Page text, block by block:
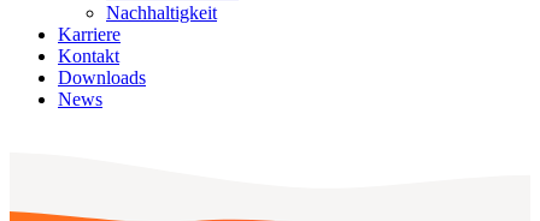
Nachhaltigkeit
Karriere
Kontakt
Downloads
News